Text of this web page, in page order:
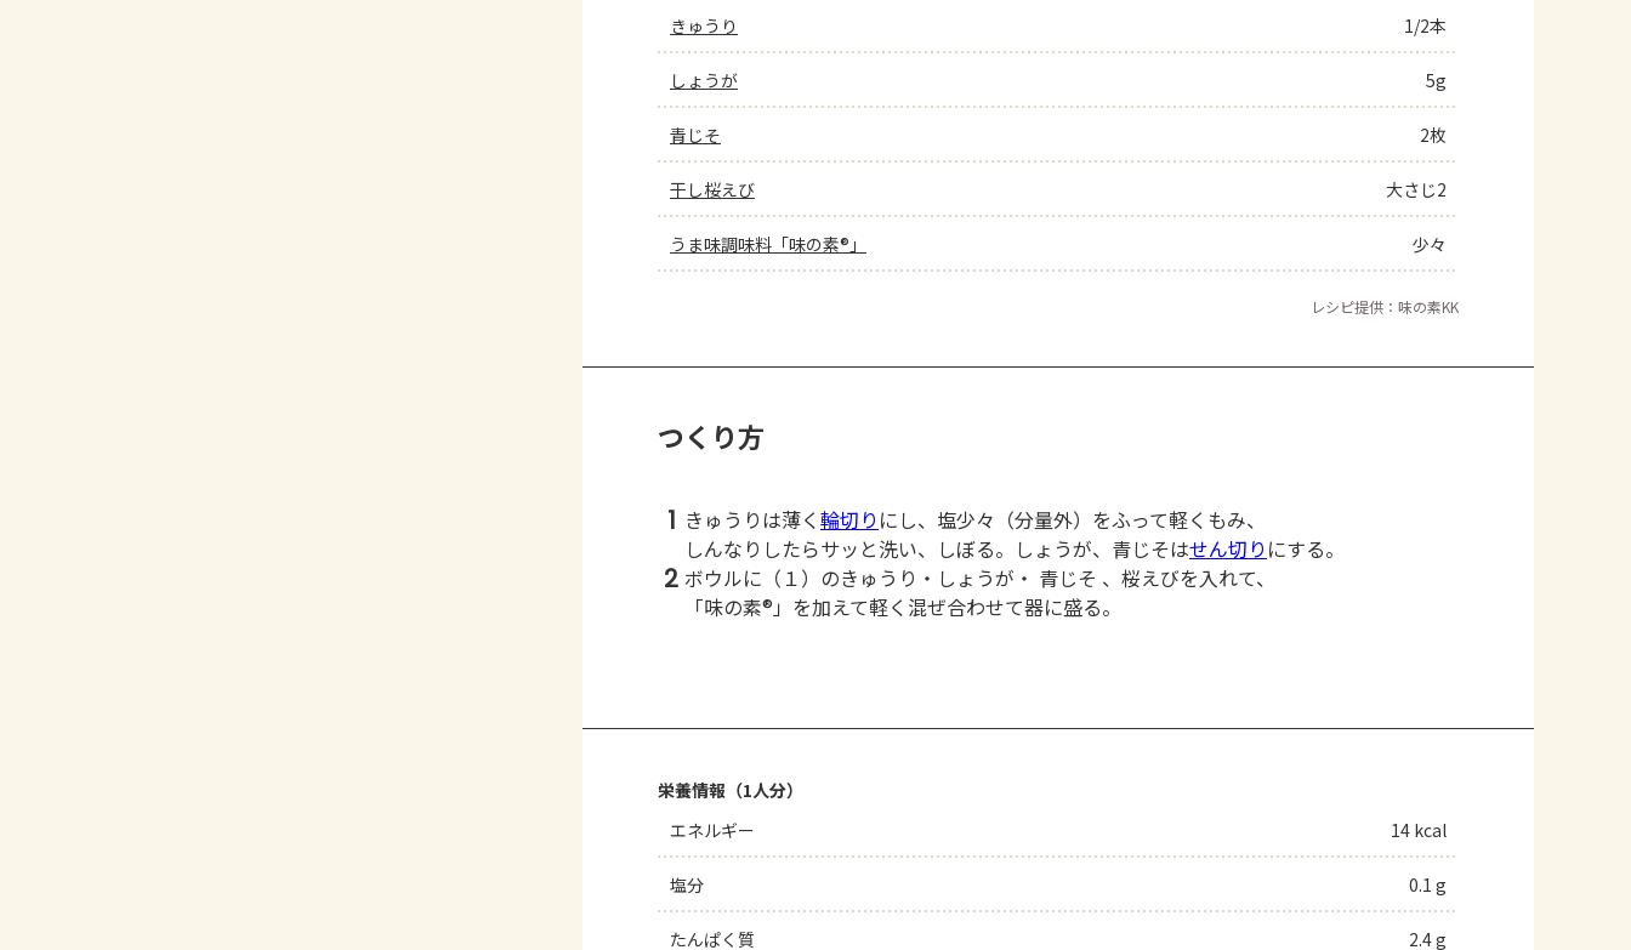
きゅうり 1/2本
しょうが 5g
青じそ 2枚
干し桜えび 大さじ2
うま味調味料「味の素®」 少々
レシピ提供：味の素KK
つくり方
1 きゅうりは薄く輪切り にし、塩少々（分量外）をふって軽くもみ、
しんなりしたらサッと洗い、しぼる。しょうが、青じそはせん切り にする。
2 ボウルに（１）のきゅうり・しょうが・ 青じそ 、桜えびを入れて、
「味の素®」を加えて軽く混ぜ合わせて器に盛る。
栄養情報（1人分）
エネルギー
14 kcal
塩分 0.1 g
たんぱく質 2.4 g